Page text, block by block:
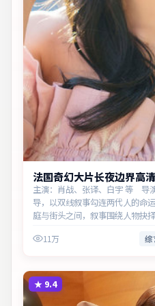
法国奇幻大片长夜边界高
主演：肖战、张译、白宇 等 导
导，以双线叙事勾连两代人的命
庭与街头之间，叙事围绕人物抉
实意义。
11万 综
★ 9.4